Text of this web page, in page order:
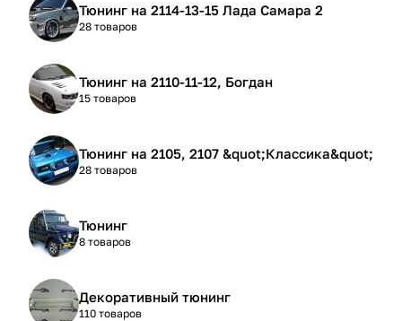
Тюнинг на 2114-13-15 Лада Самара 2
28 товаров
Тюнинг на 2110-11-12, Богдан
15 товаров
Тюнинг на 2105, 2107 &quot;Классика&quot;
28 товаров
Тюнинг
8 товаров
Декоративный тюнинг
110 товаров